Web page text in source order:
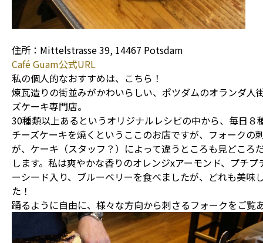
住所：Mittelstrasse 39, 14467 Potsdam
Café Guam公式URL
私の個人的なおすすめは、こちら！
煉瓦造りの街並みがかわいらしい、ポツダムのオランダ人
ズケーキ専門店。
30種類以上あるというオリジナルレシピの中から、毎日８
チーズケーキを焼くというここのお店ですが、フォークの
が、ケーキ（スタッフ？）によって違うところも見どころ
します。私は爽やかな香りのオレンジxアーモンド、プチプ
ーシード入り、ブルーベリーを食べましたが、どれも美味
た！
踊るように自由に、様々な方向から刺さるフォークをご覧